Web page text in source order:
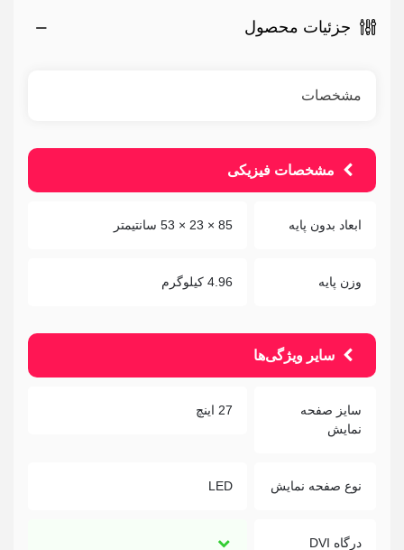
جزئیات محصول
مشخصات
مشخصات فیزیکی
ابعاد بدون پایه 85 × 23 × 53 سانتیمتر
وزن پایه 4.96 کیلوگرم
سایر ویژگی‌ها
سایز صفحه
نمایش
27 اینچ
نوع صفحه نمایش LED
درگاه DVI